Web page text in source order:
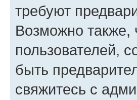
требуют
Возможно также,
пользователей,
быть
свяжитесь с